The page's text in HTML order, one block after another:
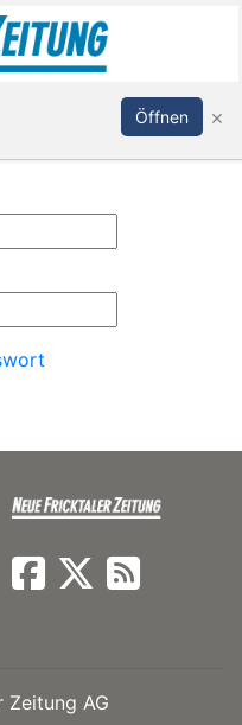
Anmelden
Zeitung AG
Öffnen ×